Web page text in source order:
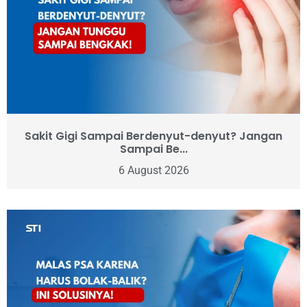
Sakit Gigi Sampai Berdenyut-denyut? Jangan
Sampai Be...
6 August 2026